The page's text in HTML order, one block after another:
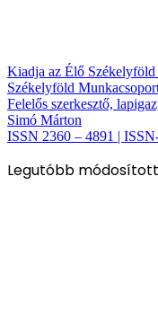
Kiadja az Élő Székelyföld
Székelyföld
Felelős szerkesztő,
Simó Márton
ISSN 2360 – 4891 |
Legutóbb